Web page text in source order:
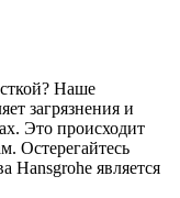
Наше
загрязнения и
Это происходит
Остерегайтесь
Hansgrohe является